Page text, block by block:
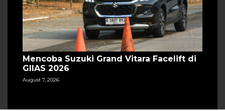
Mencoba Suzuki Grand Vitara Facelift di
GIIAS 2026
August 7, 2026